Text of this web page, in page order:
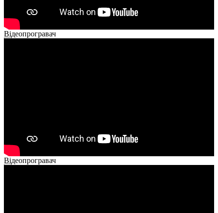
Відеопрогравач
Відеопрогравач